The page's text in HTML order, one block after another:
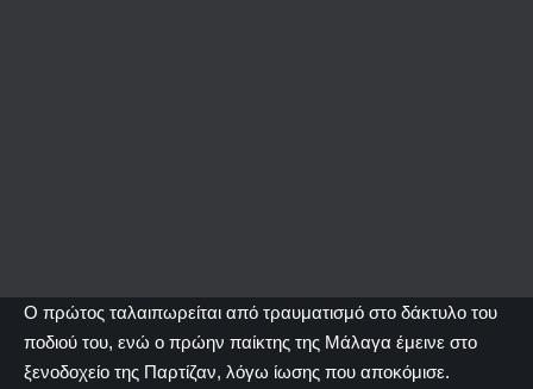
Ο πρώτος ταλαιπωρείται από τραυματισμό στο δάκτυλο του
ποδιού του, ενώ ο πρώην παίκτης της Μάλαγα έμεινε στο
ξενοδοχείο της Παρτίζαν, λόγω ίωσης που αποκόμισε.